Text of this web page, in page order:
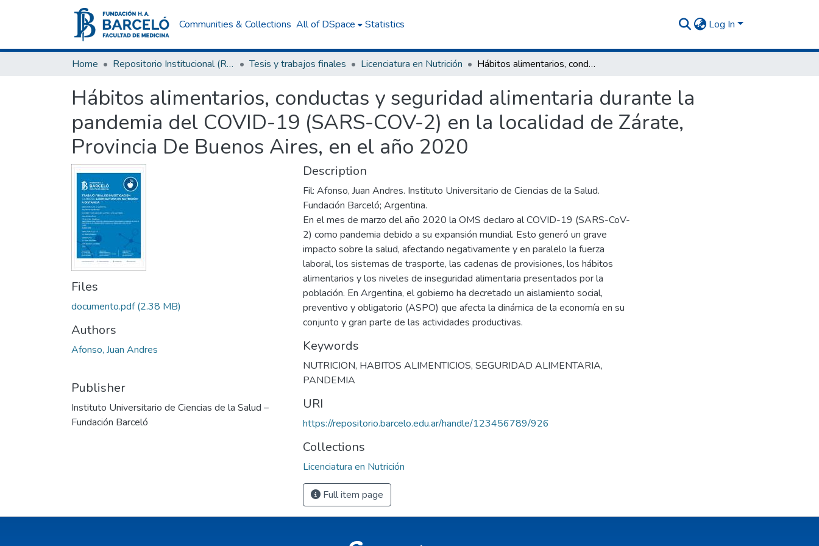
Communities & Collections All of DSpace Statistics Log In
Home Repositorio Institucional (RI) del Instituto Universitario de Ciencias de la Salud Fundación H. A. Barceló Tesis y trabajos finales Licenciatura en Nutrición Hábitos alimentarios, conductas y seguridad alimentaria durante la pandemia del COVID-19 (SARS-COV-2) en la localidad de Zárate, Provincia De Buenos Aires, en el año 2020
Hábitos alimentarios, conductas y seguridad alimentaria durante la
pandemia del COVID-19 (SARS-COV-2) en la localidad de Zárate,
Provincia De Buenos Aires, en el año 2020
Files
documento.pdf(2.38 MB)
Authors
Afonso, Juan Andres
Publisher
Instituto Universitario de Ciencias de la Salud –
Fundación Barceló
Description
Fil: Afonso, Juan Andres. Instituto Universitario de Ciencias de la Salud.
Fundación Barceló; Argentina.
En el mes de marzo del año 2020 la OMS declaro al COVID-19 (SARS-CoV-
2) como pandemia debido a su expansión mundial. Esto generó un grave
impacto sobre la salud, afectando negativamente y en paralelo la fuerza
laboral, los sistemas de trasporte, las cadenas de provisiones, los hábitos
alimentarios y los niveles de inseguridad alimentaria presentados por la
población. En Argentina, el gobierno ha decretado un aislamiento social,
preventivo y obligatorio (ASPO) que afecta la dinámica de la economía en su
conjunto y gran parte de las actividades productivas.
Keywords
NUTRICION, HABITOS ALIMENTICIOS, SEGURIDAD ALIMENTARIA,
PANDEMIA
URI
https://repositorio.barcelo.edu.ar/handle/123456789/926
Collections
Licenciatura en Nutrición
Full item page